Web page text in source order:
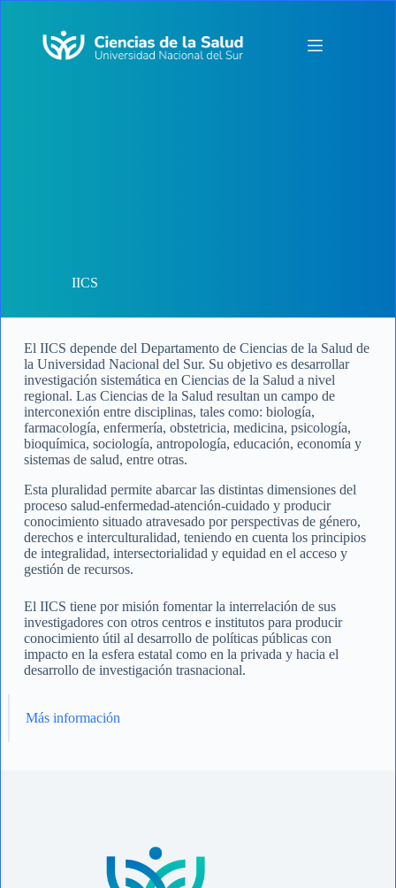
contenido
IICS
El IICS depende del Departamento de Ciencias de la Salud de
la Universidad Nacional del Sur. Su objetivo es desarrollar
investigación sistemática en Ciencias de la Salud a nivel
regional. Las Ciencias de la Salud resultan un campo de
interconexión entre disciplinas, tales como: biología,
farmacología, enfermería, obstetricia, medicina, psicología,
bioquímica, sociología, antropología, educación, economía y
sistemas de salud, entre otras.
Esta pluralidad permite abarcar las distintas dimensiones del
proceso salud-enfermedad-atención-cuidado y producir
conocimiento situado atravesado por perspectivas de género,
derechos e interculturalidad, teniendo en cuenta los principios
de integralidad, intersectorialidad y equidad en el acceso y
gestión de recursos.
El IICS tiene por misión fomentar la interrelación de sus
investigadores con otros centros e institutos para producir
conocimiento útil al desarrollo de políticas públicas con
impacto en la esfera estatal como en la privada y hacia el
desarrollo de investigación trasnacional.
Más información